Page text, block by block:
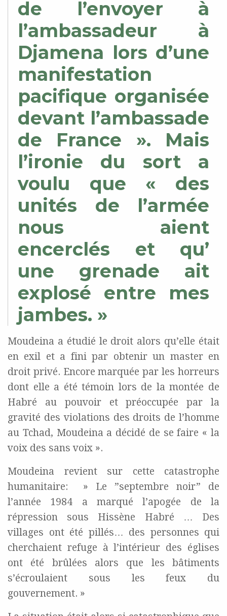
de l’envoyer à
l’ambassadeur à
Djamena lors d’une
manifestation
pacifique organisée
devant l’ambassade
de France ». Mais
l’ironie du sort a
voulu que « des
unités de l’armée
nous aient
encerclés et qu’
une grenade ait
explosé entre mes
jambes. »
Moudeina a étudié le droit alors qu’elle était
en exil et a fini par obtenir un master en
droit privé. Encore marquée par les horreurs
dont elle a été témoin lors de la montée de
Habré au pouvoir et préoccupée par la
gravité des violations des droits de l’homme
au Tchad, Moudeina a décidé de se faire « la
voix des sans voix ».
Moudeina revient sur cette catastrophe
humanitaire: » Le ”septembre noir” de
l’année 1984 a marqué l’apogée de la
répression sous Hissène Habré … Des
villages ont été pillés… des personnes qui
cherchaient refuge à l’intérieur des églises
ont été brûlées alors que les bâtiments
s’écroulaient sous les feux du
gouvernement. »